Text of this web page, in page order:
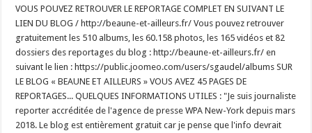
VOUS POUVEZ RETROUVER LE REPORTAGE COMPLET EN SUIVANT LE
LIEN DU BLOG / http://beaune-et-ailleurs.fr/ Vous pouvez retrouver
gratuitement les 510 albums, les 60.158 photos, les 165 vidéos et 82
dossiers des reportages du blog : http://beaune-et-ailleurs.fr/ en
suivant le lien : https://public.joomeo.com/users/sgaudel/albums SUR
LE BLOG « BEAUNE ET AILLEURS » VOUS AVEZ 45 PAGES DE
REPORTAGES... QUELQUES INFORMATIONS UTILES : "Je suis journaliste
reporter accréditée de l'agence de presse WPA New-York depuis mars
2018. Le blog est entièrement gratuit car je pense que l'info devrait